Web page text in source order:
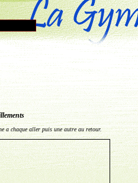
a chaque aller puis une autre au retour.